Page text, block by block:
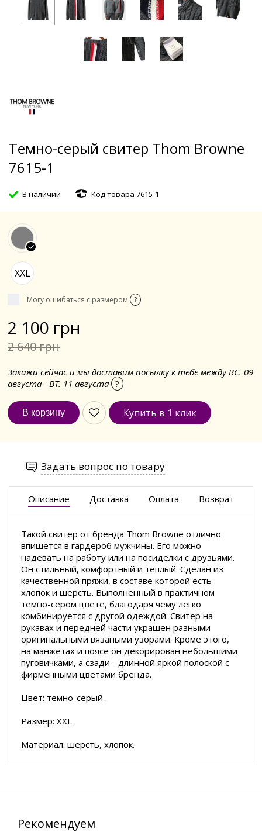
Темно-серый свитер Thom Browne
7615-1
В наличии Код товара 7615-1
XXL
Могу ошибаться с размером ?
2 100 грн
2 640 грн
Закажи сейчас и мы доставим посылку к тебе между ВС. 09
августа - ВТ. 11 августа ?
Купить в 1 клик
Задать вопрос по товару
Описание Доставка Оплата Возврат
Такой свитер от бренда Thom Browne отлично
впишется в гардероб мужчины. Его можно
надевать на работу или на посиделки с друзьями.
Он стильный, комфортный и теплый. Сделан из
качественной пряжи, в составе которой есть
хлопок и шерсть. Выполненный в практичном
темно-сером цвете, благодаря чему легко
комбинируется с другой одеждой. Свитер на
рукавах и передней части украшен разными
оригинальными вязаными узорами. Кроме этого,
на манжетах и поясе он декорирован небольшими
пуговичками, а сзади - длинной яркой полоской с
фирменными цветами бренда.
Цвет: темно-серый .
Размер: XXL
Материал: шерсть, хлопок.
Рекомендуем